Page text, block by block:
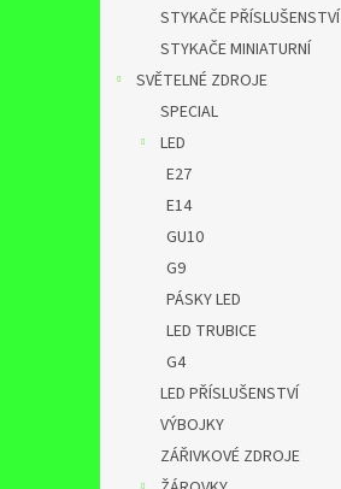
STYKAČE PŘÍSLUŠENSTVÍ
STYKAČE MINIATURNÍ
SVĚTELNÉ ZDROJE
SPECIAL
LED
E27
E14
GU10
G9
PÁSKY LED
LED TRUBICE
G4
LED PŘÍSLUŠENSTVÍ
VÝBOJKY
ZÁŘIVKOVÉ ZDROJE